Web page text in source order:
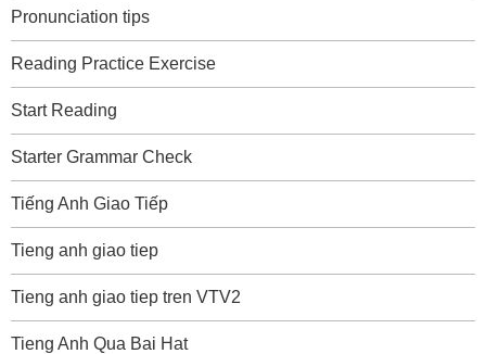
Pronunciation tips
Reading Practice Exercise
Start Reading
Starter Grammar Check
Tiếng Anh Giao Tiếp
Tieng anh giao tiep
Tieng anh giao tiep tren VTV2
Tieng Anh Qua Bai Hat